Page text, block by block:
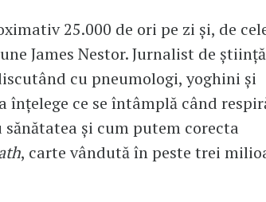
25.000 de ori pe zi și, de
James Nestor. Jurnalist de
cu pneumologi, yoghini și
ce se întâmplă când
și cum putem corecta
, carte vândută în peste trei